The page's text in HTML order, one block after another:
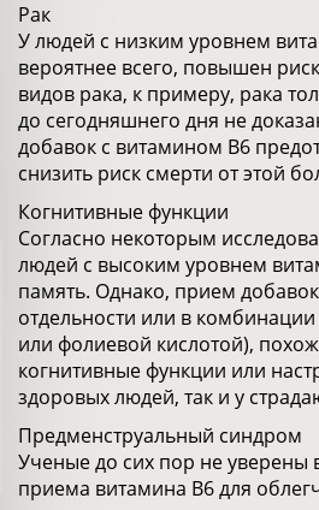
Рак
У людей с низким уровнем
вероятнее всего, повышен
видов рака, к примеру, рака
до сегодняшнего дня не
добавок с витамином В6
снизить риск смерти от этой
Когнитивные функции
Согласно некоторым
людей с высоким уровнем
память. Однако, прием
отдельности или в
или фолиевой кислотой),
когнитивные функции или
здоровых людей, так и у
Предменструальный синдром
Ученые до сих пор не уверены
приема витамина В6 для